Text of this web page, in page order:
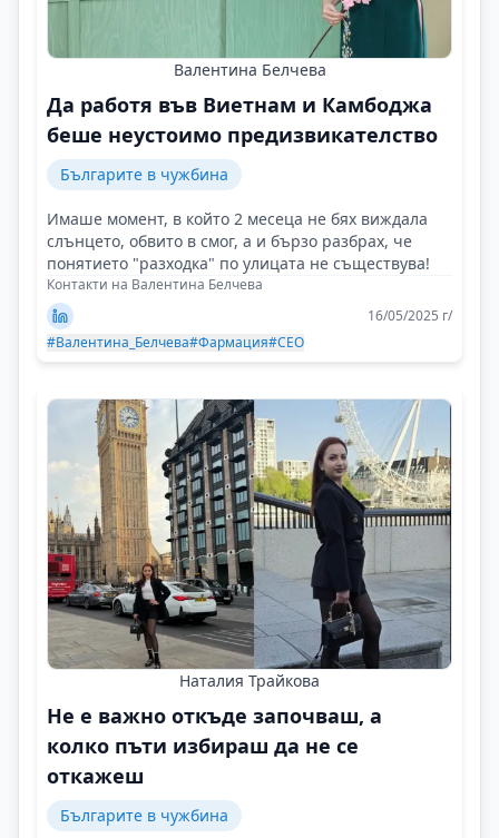
Валентина Белчева
Да работя във Виетнам и Камбоджа
беше неустоимо предизвикателство
Българите в чужбина
Имаше момент, в който 2 месеца не бях виждала
слънцето, обвито в смог, а и бързо разбрах, че
понятието "разходка" по улицата не съществува!
Контакти на Валентина Белчева
16/05/2025 г/
#Валентина_Белчева#Фармация#CEO
Наталия Трайкова
Не е важно откъде започваш, а
колко пъти избираш да не се
откажеш
Българите в чужбина